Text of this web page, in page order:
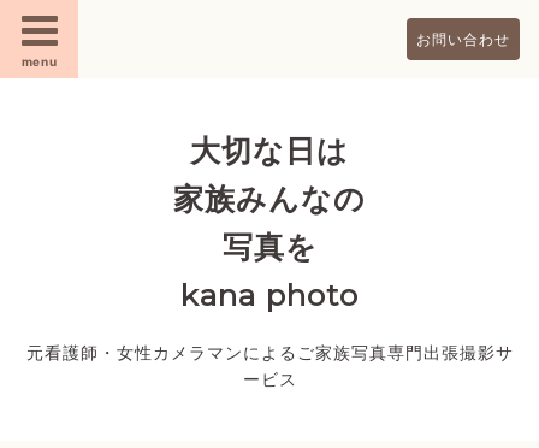
menu
お問い合わせ
大切な日は
家族みんなの
写真を
kana photo
元看護師・女性カメラマンによるご家族写真専門出張撮影サ
ービス